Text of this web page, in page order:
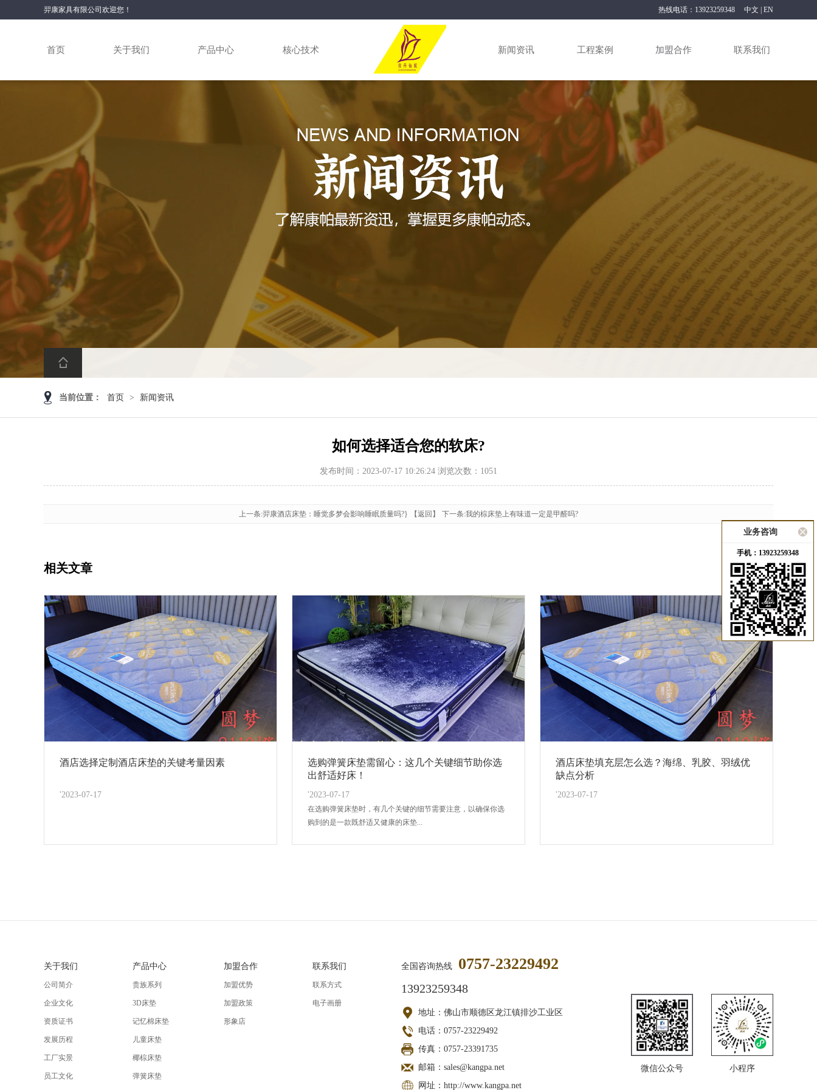
羿康家具有限公司欢迎您！ 中文 EN
热线电话：13923259348
首页 关于我们 产品中心 核心技术 新闻资讯 工程案例 加盟合作 联系我们
当前位置： 首页 > 新闻资讯
如何选择适合您的软床?
发布时间：2023-07-17 10:26:24 浏览次数：1051
上一条:羿康酒店床垫：睡觉多梦会影响睡眠质量吗?} 【返回】 下一条:我的棕床垫上有味道一定是甲醛吗?
相关文章
酒店选择定制酒店床垫的关键考量因素
'2023-07-17
选购弹簧床垫需留心：这几个关键细节助你选
出舒适好床！
'2023-07-17
在选购弹簧床垫时，有几个关键的细节需要注意，以确保你选
购到的是一款既舒适又健康的床垫...
酒店床垫填充层怎么选？海绵、乳胶、羽绒优
缺点分析
'2023-07-17
关于我们
公司简介
企业文化
资质证书
发展历程
工厂实景
员工文化
产品中心
贵族系列
3D床垫
记忆棉床垫
儿童床垫
椰棕床垫
弹簧床垫
加盟合作
加盟优势
加盟政策
形象店
联系我们
联系方式
电子画册
全国咨询热线 0757-23229492
13923259348
地址：佛山市顺德区龙江镇排沙工业区
电话：0757-23229492
传真：0757-23391735
邮箱：sales@kangpa.net
网址：http://www.kangpa.net
小程序
微信公众号
业务咨询
手机：13923259348